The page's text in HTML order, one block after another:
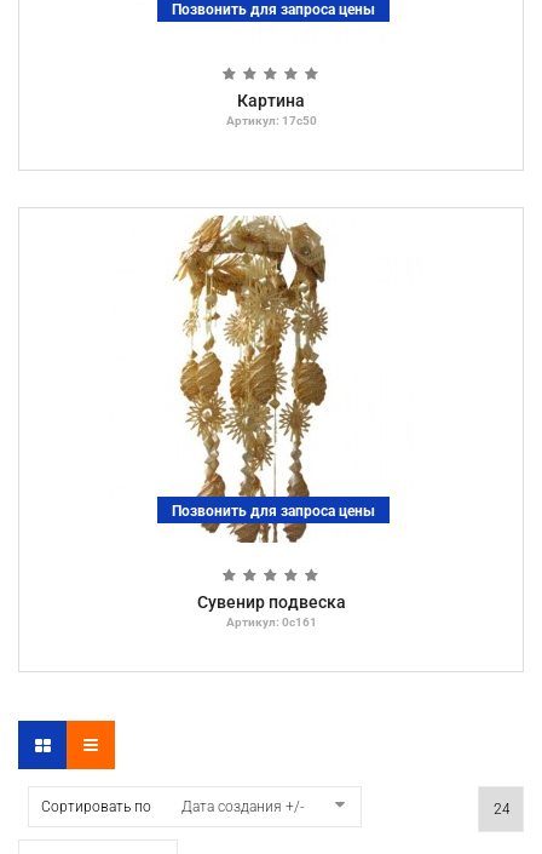
Картина
Артикул: 17с50
Позвонить для запроса цены
Сувенир подвеска
Артикул: 0с161
Позвонить для запроса цены
Сортировать по Дата создания +/-